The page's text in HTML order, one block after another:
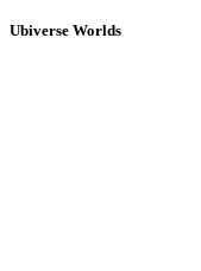
Ubiverse Worlds